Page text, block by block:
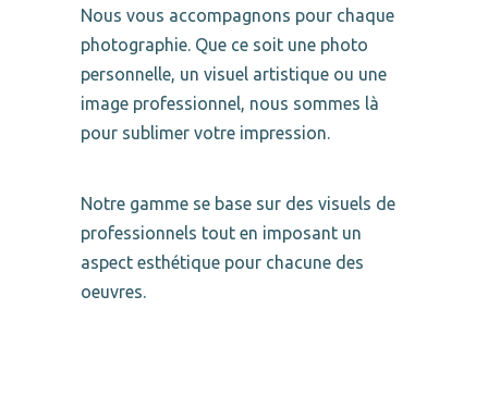
Nous vous accompagnons pour chaque
photographie. Que ce soit une photo
personnelle, un visuel artistique ou une
image professionnel, nous sommes là
pour sublimer votre impression.
Notre gamme se base sur des visuels de
professionnels tout en imposant un
aspect esthétique pour chacune des
oeuvres.